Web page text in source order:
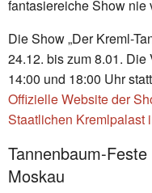
fantasiereiche Show nie
Die Show „Der Kreml-
24.12. bis zum 8.01. Die
14:00 und 18:00 Uhr
Offizielle Website der
Staatlichen Kremlpalast
Tannenbaum-
Moskau